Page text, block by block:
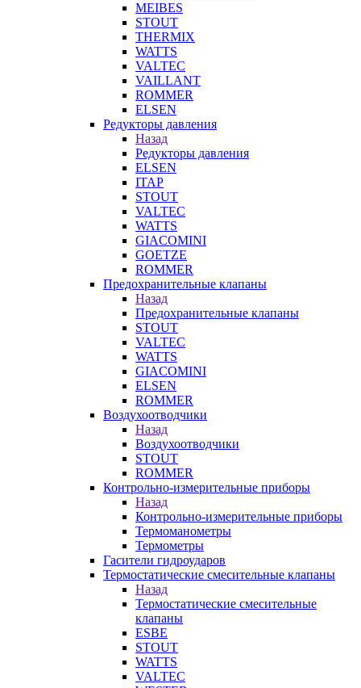
MEIBES
STOUT
THERMIX
WATTS
VALTEC
VAILLANT
ROMMER
ELSEN
Редукторы давления
Назад
Редукторы давления
ELSEN
ITAP
STOUT
VALTEC
WATTS
GIACOMINI
GOETZE
ROMMER
Предохранительные клапаны
Назад
Предохранительные клапаны
STOUT
VALTEC
WATTS
GIACOMINI
ELSEN
ROMMER
Воздухоотводчики
Назад
Воздухоотводчики
STOUT
ROMMER
Контрольно-измерительные приборы
Назад
Контрольно-измерительные приборы
Термоманометры
Термометры
Гасители гидроударов
Термостатические смесительные клапаны
Назад
Термостатические смесительные
клапаны
ESBE
STOUT
WATTS
VALTEC